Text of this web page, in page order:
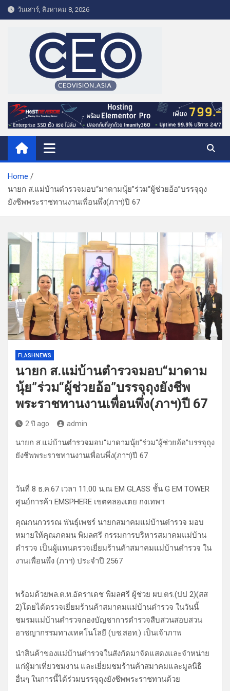
k
e
t
วันเสาร์, สิงหาคม 8, 2026
CEO VISION.ASIA
Business & Lifestyle
Home
นายก ส.แม่บ้านตำรวจมอบ“มาดามนุ้ย”ร่วม“ผู้ช่วยอ้อ”บรรจุถุง
ยังชีพพระราชทานงานเพื่อนพึ่ง(ภาฯ)ปี 67
FLASHNEWS
นายก ส.แม่บ้านตำรวจมอบ“มาดาม
นุ้ย”ร่วม“ผู้ช่วยอ้อ”บรรจุถุงยังชีพ
พระราชทานงานเพื่อนพึ่ง(ภาฯ)ปี 67
2 ปี ago admin
นายก ส.แม่บ้านตำรวจมอบ“มาดามนุ้ย”ร่วม“ผู้ช่วยอ้อ”บรรจุถุง
ยังชีพพระราชทานงานเพื่อนพึ่ง(ภาฯ)ปี 67
วันที่ 8 ธ.ค.67 เวลา 11.00 น.ณ EM GLASS ชั้น G EM TOWER
ศูนย์การค้า EMSPHERE เขตคลองเตย กงเทพฯ
คุณกนกวรรณ พันธุ์เพชร์ นายกสมาคมแม่บ้านตำรวจ มอบ
หมายให้คุณภคมน พิมลศรี กรรมการบริหารสมาคมแม่บ้าน
ตำรวจ เป็นผู้แทนตรวจเยี่ยมร้านค้าสมาคมแม่บ้านตำรวจ ใน
งานเพื่อนพึ่ง (ภาฯ) ประจำปี 2567
พร้อมด้วยพล.ต.ท.อัคราเดช พิมลศรี ผู้ช่วย ผบ.ตร.(ปป 2)(สส
2)โดยได้ตรวจเยี่ยมร้านค้าสมาคมแม่บ้านตำรวจ ในวันนี้
ชมรมแม่บ้านตำรวจกองบัญชาการตำรวจสืบสวนสอบสวน
อาชญากรรมทางเทคโนโลยี (บช.สอท.) เป็นเจ้าภาพ
นำสินค้าของแม่บ้านตำรวจในสังกัดมาจัดแสดงและจำหน่าย
แก่ผู้มาเที่ยวชมงาน และเยี่ยมชมร้านค้าสมาคมและมูลนิธิ
อื่นๆ ในการนี้ได้ร่วมบรรจุถุงยังชีพพระราชทานด้วย